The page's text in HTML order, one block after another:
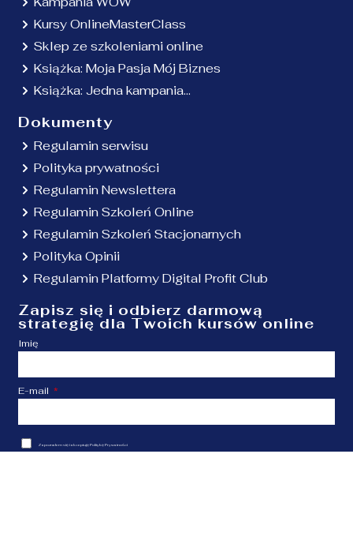
Kursy OnlineMasterClass
Sklep ze szkoleniami online
Książka: Moja Pasja Mój Biznes
Książka: Jedna kampania...
Dokumenty
Regulamin serwisu
Polityka prywatności
Regulamin Newslettera
Regulamin Szkoleń Online
Regulamin Szkoleń Stacjonarnych
Polityka Opinii
Regulamin Platformy Digital Profit Club
Zapisz się i odbierz darmową
strategię dla Twoich kursów online
Imię
E-mail
Zapoznałem się i akceptujęPolitykę Prywatności